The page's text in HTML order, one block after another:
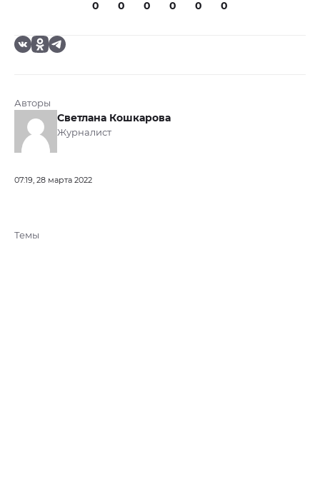
0 0 0 0 0 0
Авторы
Светлана Кошкарова
Журналист
07:19, 28 марта 2022
Темы